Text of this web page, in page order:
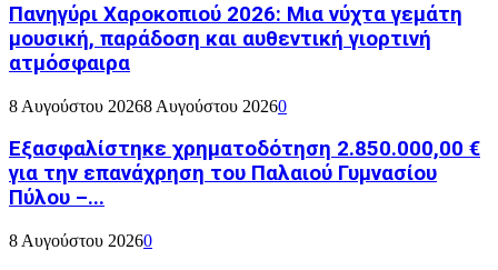
Πανηγύρι Χαροκοπιού 2026: Μια νύχτα γεμάτη
μουσική, παράδοση και αυθεντική γιορτινή
ατμόσφαιρα
8 Αυγούστου 20268 Αυγούστου 20260
Εξασφαλίστηκε χρηματοδότηση 2.850.000,00 €
για την επανάχρηση του Παλαιού Γυμνασίου
Πύλου –...
8 Αυγούστου 20260